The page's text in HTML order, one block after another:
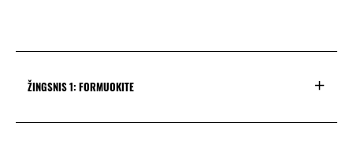
ŽINGSNIS 1: FORMUOKITE